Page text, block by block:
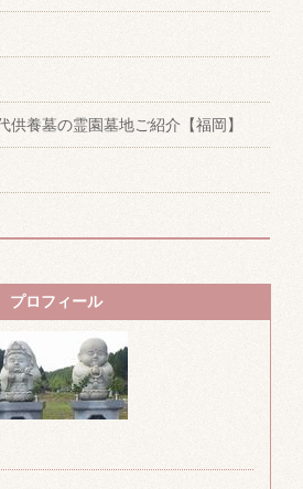
供養墓の霊園墓地ご紹介【福岡】
プロフィール